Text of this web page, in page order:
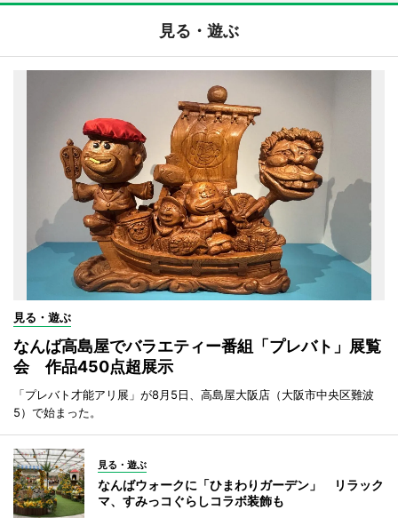
見る・遊ぶ
見る・遊ぶ
なんば高島屋でバラエティー番組「プレバト」展覧
会 作品450点超展示
「プレバト才能アリ展」が8月5日、高島屋大阪店（大阪市中央区難波
5）で始まった。
見る・遊ぶ
なんばウォークに「ひまわりガーデン」 リラック
マ、すみっコぐらしコラボ装飾も